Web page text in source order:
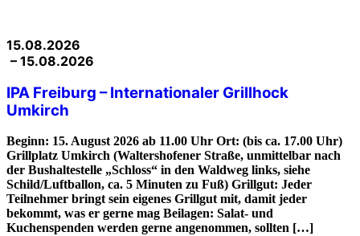
15.08.2026
– 15.08.2026
IPA Freiburg – Internationaler Grillhock
Umkirch
Beginn: 15. August 2026 ab 11.00 Uhr Ort: (bis ca. 17.00 Uhr)
Grillplatz Umkirch (Waltershofener Straße, unmittelbar nach
der Bushaltestelle „Schloss“ in den Waldweg links, siehe
Schild/Luftballon, ca. 5 Minuten zu Fuß) Grillgut: Jeder
Teilnehmer bringt sein eigenes Grillgut mit, damit jeder
bekommt, was er gerne mag Beilagen: Salat- und
Kuchenspenden werden gerne angenommen, sollten […]